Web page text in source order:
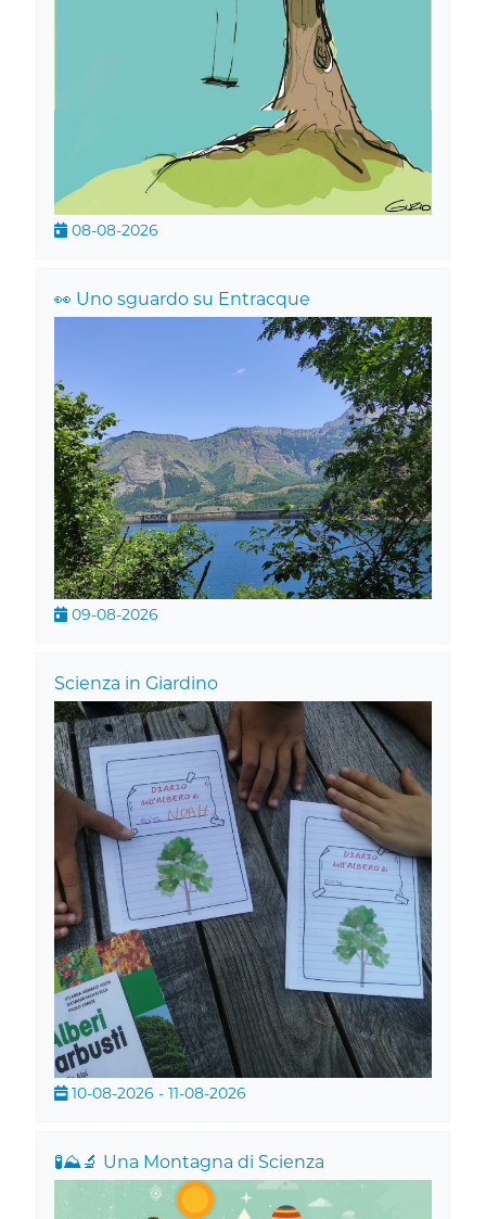
08-08-2026
👀 Uno sguardo su Entracque
09-08-2026
Scienza in Giardino
10-08-2026 - 11-08-2026
🧪⛰️🔬 Una Montagna di Scienza